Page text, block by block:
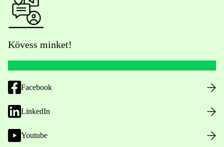
Kövess minket!
Facebook
LinkedIn
Youtube